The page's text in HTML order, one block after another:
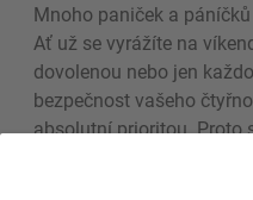
Mnoho paniček a
Ať už se vyrážíte na
dovolenou nebo jen
bezpečnost vašeho
absolutní prioritou. Proto